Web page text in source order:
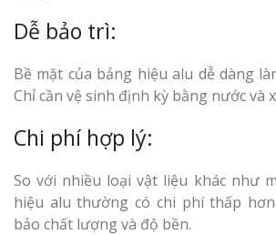
Dễ bảo trì:
Bề mặt của bảng hiệu alu dễ dàng
Chỉ cần vệ sinh định kỳ bằng nước và
Chi phí hợp lý:
So với nhiều loại vật liệu khác như
hiệu alu thường có chi phí thấp
bảo chất lượng và độ bền.